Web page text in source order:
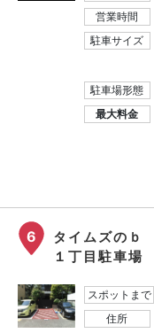
営業時間
駐車サイズ
駐車場形態
最大料金
6
タイムズのｂ
１丁目駐車場
スポットまで
住所